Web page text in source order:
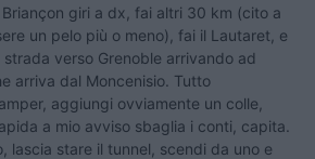
giri a dx, fai altri 30 km (cito a
un pelo più o meno), fai il Lautaret, e
verso Grenoble arrivando ad
arriva dal Moncenisio. Tutto
aggiungi ovviamente un colle,
a mio avviso sbaglia i conti, capita.
lascia stare il tunnel, scendi da uno e